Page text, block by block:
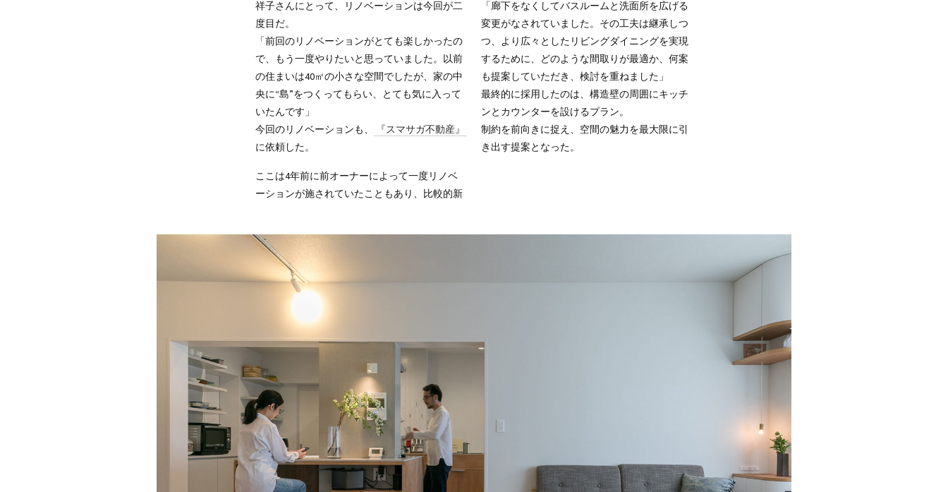
祥子さんにとって、リノベーションは今回が二
度目だ。
「前回のリノベーションがとても楽しかったの
で、もう一度やりたいと思っていました。以前
の住まいは40㎡の小さな空間でしたが、家の中
央に“島”をつくってもらい、とても気に入って
いたんです」
今回のリノベーションも、
『スマサガ不動産』
に依頼した。
ここは4年前に前オーナーによって一度リノベ
ーションが施されていたこともあり、比較的新
「廊下をなくしてバスルームと洗面所を広げる
変更がなされていました。その工夫は継承しつ
つ、より広々としたリビングダイニングを実現
するために、どのような間取りが最適か、何案
も提案していただき、検討を重ねました」
最終的に採用したのは、構造壁の周囲にキッチ
ンとカウンターを設けるプラン。
制約を前向きに捉え、空間の魅力を最大限に引
き出す提案となった。